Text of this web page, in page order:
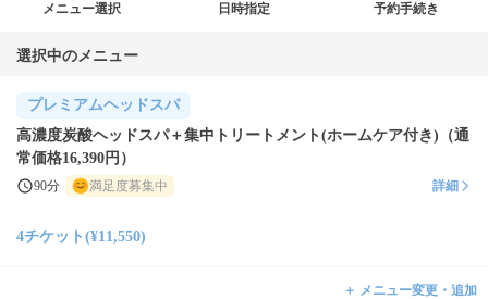
メニュー選択 日時指定 予約手続き
選択中のメニュー
プレミアムヘッドスパ
高濃度炭酸ヘッドスパ＋集中トリートメント(ホームケア付き)（通
常価格16,390円）
90分 満足度募集中 詳細
4チケット(¥11,550)
＋ メニュー変更・追加